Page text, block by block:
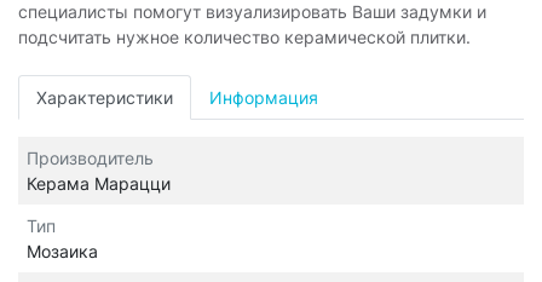
специалисты помогут визуализировать Ваши задумки и
подсчитать нужное количество керамической плитки.
Характеристики Информация
Производитель
Керама Марацци
Тип
Мозаика